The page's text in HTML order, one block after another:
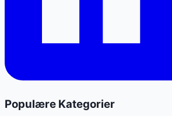
Populære Kategorier